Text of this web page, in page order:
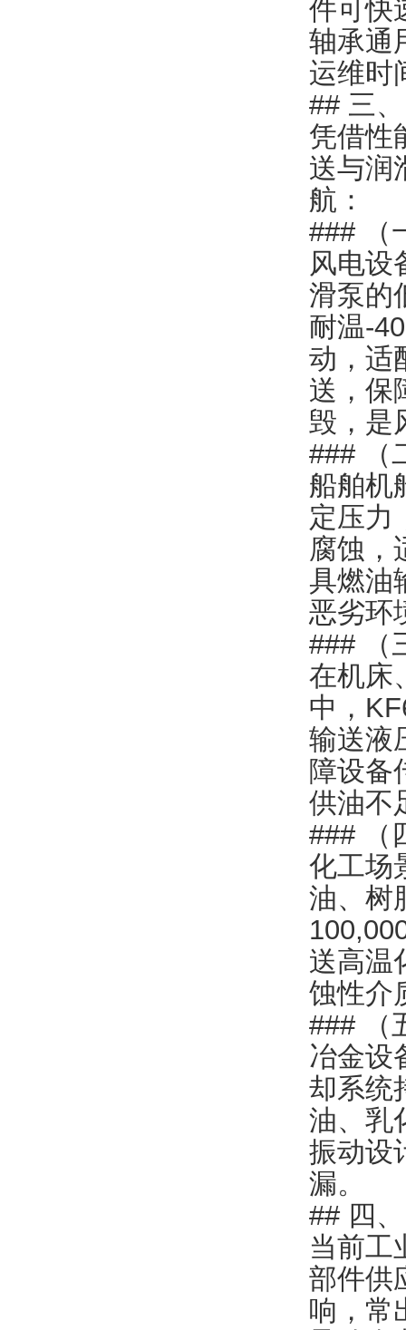
件可快
轴承通
运维时
## 三
凭借性
送与润
航：
### （
风电设
滑泵的
耐温-
动，适
送，保
毁，是
### （
船舶机
定压力
腐蚀，
具燃油
恶劣环
### （
在机床
中，
输送液
障设备
供油不
### （
化工场
油、树
送高温
蚀性介
### （
冶金设
却系统
油、乳
振动设
漏。
## 四
当前工
部件供
响，常